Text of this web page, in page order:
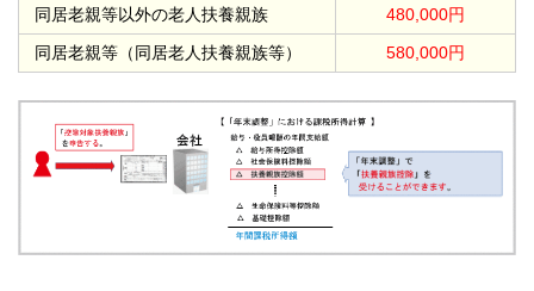
同居老親等以外の老人扶養親族
480,000円
同居老親等（同居老人扶養親族等）
580,000円